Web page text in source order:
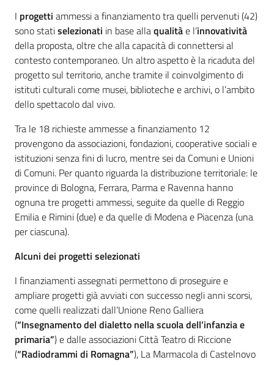
I progetti ammessi a finanziamento tra quelli pervenuti (42)
sono statiselezionati in base allaqualitàe l’innovatività
della proposta, oltre che alla capacità di connettersi al
contesto contemporaneo. Un altro aspetto è la ricaduta del
progetto sul territorio, anche tramite il coinvolgimento di
istituti culturali come musei, biblioteche e archivi, o l’ambito
dello spettacolo dal vivo.
Tra le 18 richieste ammesse a finanziamento 12
provengono da associazioni, fondazioni, cooperative sociali e
istituzioni senza fini di lucro, mentre sei da Comuni e Unioni
di Comuni. Per quanto riguarda la distribuzione territoriale: le
province di Bologna, Ferrara, Parma e Ravenna hanno
ognuna tre progetti ammessi, seguite da quelle di Reggio
Emilia e Rimini (due) e da quelle di Modena e Piacenza (una
per ciascuna).
Alcuni dei progetti selezionati
I finanziamenti assegnati permettono di proseguire e
ampliare progetti già avviati con successo negli anni scorsi,
come quelli realizzati dall’Unione Reno Galliera
(“Insegnamento del dialetto nella scuola dell’infanzia e
primaria”) e dalle associazioni Città Teatro di Riccione
(“Radiodrammi di Romagna”), La Marmacola di Castelnovo